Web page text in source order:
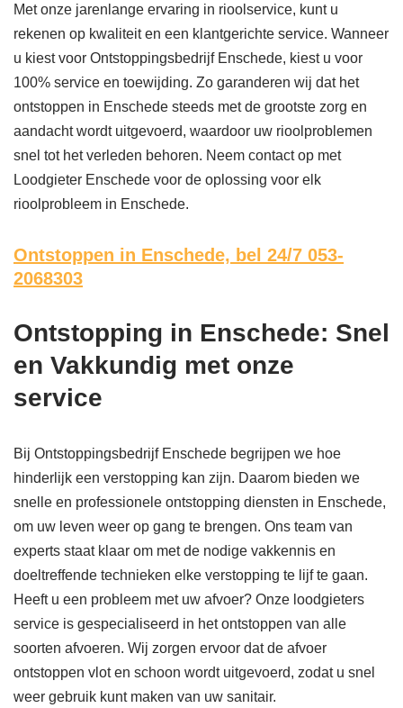
Met onze jarenlange ervaring in rioolservice, kunt u
rekenen op kwaliteit en een klantgerichte service. Wanneer
u kiest voor Ontstoppingsbedrijf Enschede, kiest u voor
100% service en toewijding. Zo garanderen wij dat het
ontstoppen in Enschede steeds met de grootste zorg en
aandacht wordt uitgevoerd, waardoor uw rioolproblemen
snel tot het verleden behoren. Neem contact op met
Loodgieter Enschede voor de oplossing voor elk
rioolprobleem in Enschede.
Ontstoppen in Enschede, bel 24/7 053-
2068303
Ontstopping in Enschede: Snel
en Vakkundig met onze
service
Bij Ontstoppingsbedrijf Enschede begrijpen we hoe
hinderlijk een verstopping kan zijn. Daarom bieden we
snelle en professionele ontstopping diensten in Enschede,
om uw leven weer op gang te brengen. Ons team van
experts staat klaar om met de nodige vakkennis en
doeltreffende technieken elke verstopping te lijf te gaan.
Heeft u een probleem met uw afvoer? Onze loodgieters
service is gespecialiseerd in het ontstoppen van alle
soorten afvoeren. Wij zorgen ervoor dat de afvoer
ontstoppen vlot en schoon wordt uitgevoerd, zodat u snel
weer gebruik kunt maken van uw sanitair.